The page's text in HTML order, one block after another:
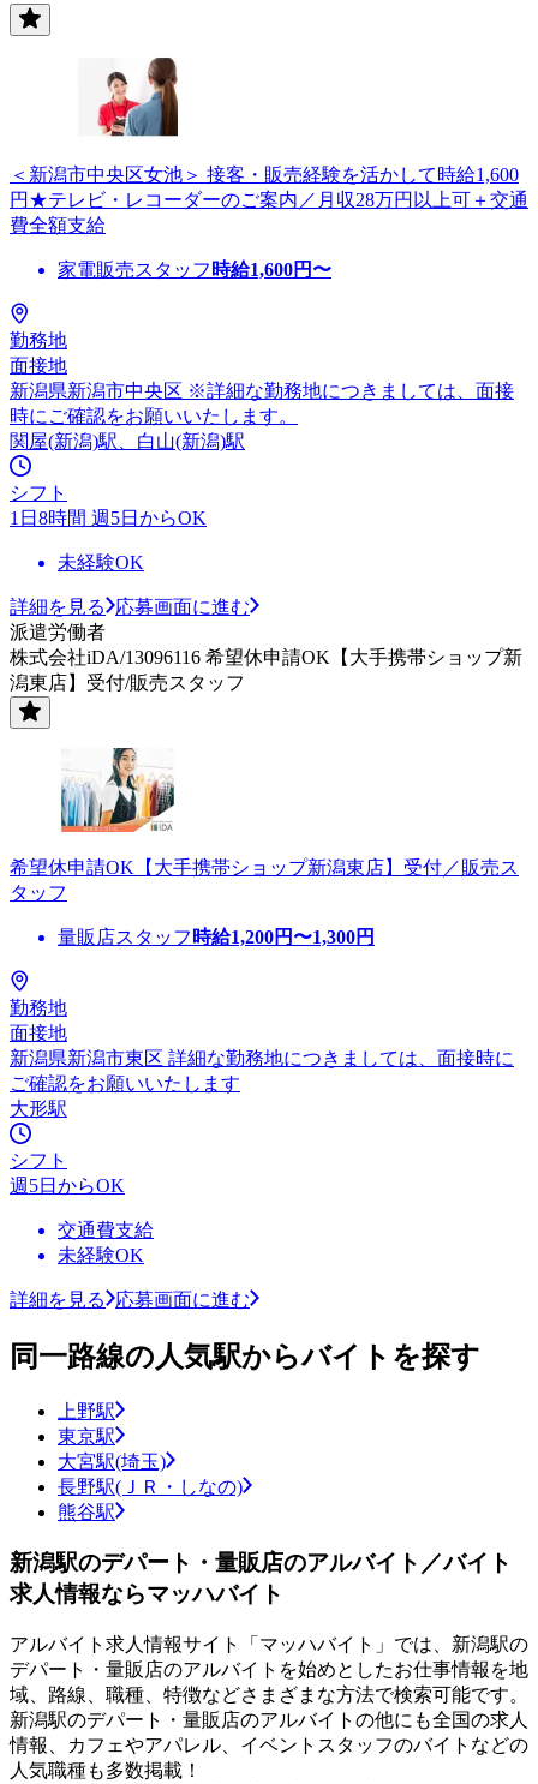
＜新潟市中央区女池＞ 接客・販売経験を活かして時給1,600
円★テレビ・レコーダーのご案内／月収28万円以上可＋交通
費全額支給
家電販売スタッフ 時給1,600円〜
勤務地
面接地
新潟県新潟市中央区 ※詳細な勤務地につきましては、面接
時にご確認をお願いいたします。
関屋(新潟)駅、白山(新潟)駅
シフト
1日8時間 週5日からOK
未経験OK
詳細を見る
応募画面に進む
派遣労働者
株式会社iDA/13096116 希望休申請OK【大手携帯ショップ新
潟東店】受付/販売スタッフ
希望休申請OK【大手携帯ショップ新潟東店】受付／販売ス
タッフ
量販店スタッフ 時給1,200円〜1,300円
勤務地
面接地
新潟県新潟市東区 詳細な勤務地につきましては、面接時に
ご確認をお願いいたします
大形駅
シフト
週5日からOK
交通費支給
未経験OK
詳細を見る 応募画面に進む
同一路線の人気駅からバイトを探す
上野駅
東京駅
大宮駅(埼玉)
長野駅(ＪＲ・しなの)
熊谷駅
新潟駅のデパート・量販店のアルバイト／バイト
求人情報ならマッハバイト
アルバイト求人情報サイト「マッハバイト」では、新潟駅の
デパート・量販店のアルバイトを始めとしたお仕事情報を地
域、路線、職種、特徴などさまざまな方法で検索可能です。
新潟駅のデパート・量販店のアルバイトの他にも全国の求人
情報、カフェやアパレル、イベントスタッフのバイトなどの
人気職種も多数掲載！